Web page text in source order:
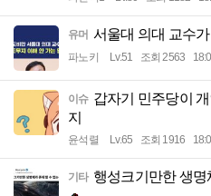
유머 서울대 의대 교수
파노키 Lv.51 조회 2563
이슈 갑자기 민주당이
지
윤석렬 Lv.65 조회 1916
기타 행성크기만한 생명